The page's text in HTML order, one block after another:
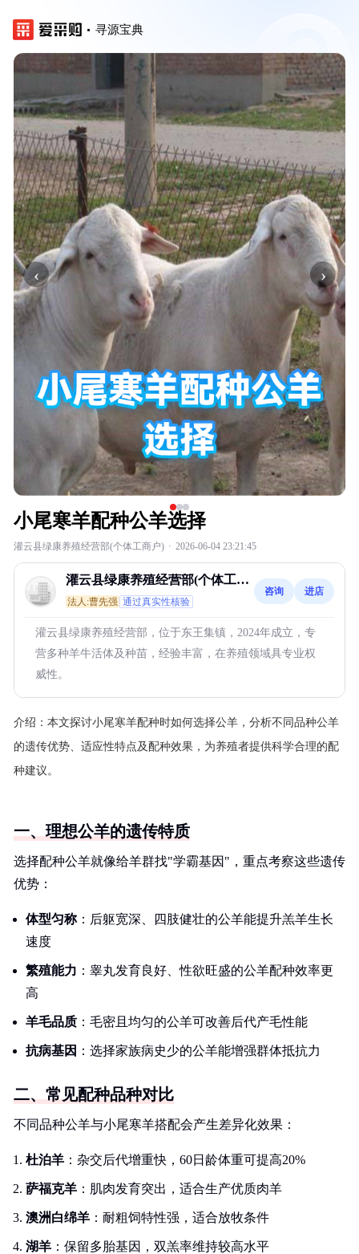
寻源宝典
‹ ›
小尾寒羊配种公羊选择
灌云县绿康养殖经营部(个体工商户) · 2026-06-04 23:21:45
灌云县绿康养殖经营部(个体工商
户)
法人:曹先强 通过真实性核验
咨询 进店
灌云县绿康养殖经营部，位于东王集镇，2024年成立，专
营多种羊牛活体及种苗，经验丰富，在养殖领域具专业权
威性。
介绍： 本文探讨小尾寒羊配种时如何选择公羊，分析不同品种公羊
的遗传优势、适应性特点及配种效果，为养殖者提供科学合理的配
种建议。
一、理想公羊的遗传特质
选择配种公羊就像给羊群找"学霸基因"，重点考察这些遗传
优势：
体型匀称：后躯宽深、四肢健壮的公羊能提升羔羊生长
速度
繁殖能力 ：睾丸发育良好、性欲旺盛的公羊配种效率更
高
羊毛品质 ：毛密且均匀的公羊可改善后代产毛性能
抗病基因 ：选择家族病史少的公羊能增强群体抵抗力
二、常见配种品种对比
不同品种公羊与小尾寒羊搭配会产生差异化效果：
杜泊羊 ：杂交后代增重快，60日龄体重可提高20%
萨福克羊 ：肌肉发育突出，适合生产优质肉羊
澳洲白绵羊 ：耐粗饲特性强，适合放牧条件
湖羊 ：保留多胎基因，双羔率维持较高水平